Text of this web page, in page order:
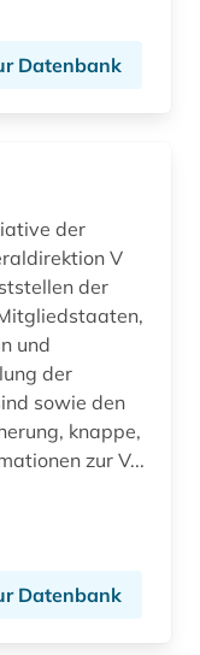
historische bildungsforschung (1)
Datenbank
der
V
der
und
der
sowie den
knappe,
zur V...
Datenbank